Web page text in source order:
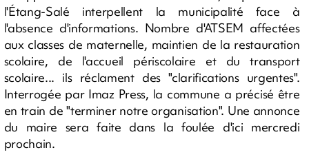
l'Étang-Salé interpellent la municipalité face à
l'absence d'informations. Nombre d'ATSEM affectées
aux classes de maternelle, maintien de la restauration
scolaire, de l'accueil périscolaire et du transport
scolaire... ils réclament des "clarifications urgentes".
Interrogée par Imaz Press, la commune a précisé être
en train de "terminer notre organisation". Une annonce
du maire sera faite dans la foulée d'ici mercredi
prochain.